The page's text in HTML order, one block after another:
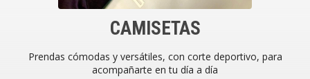
CAMISETAS
Prendas cómodas y versátiles, con corte deportivo, para
acompañarte en tu día a día